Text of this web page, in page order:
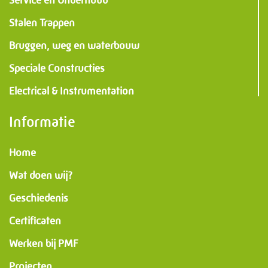
Stalen Trappen
Bruggen, weg en waterbouw
Speciale Constructies
Electrical & Instrumentation
Informatie
Home
Wat doen wij?
Geschiedenis
Certificaten
Werken bij PMF